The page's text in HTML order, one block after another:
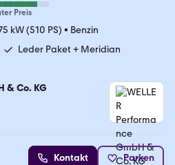
Preis
kW (510 PS) • Benzin
Leder Paket + Meridian
& Co. KG
Kontakt Parken